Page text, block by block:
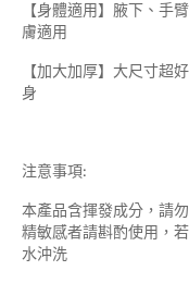
【身體適用】腋下、手
膚適用
【加大加厚】大尺寸超
身
注意事項:
本產品含揮發成分，請
精敏感者請斟酌使用，
水沖洗